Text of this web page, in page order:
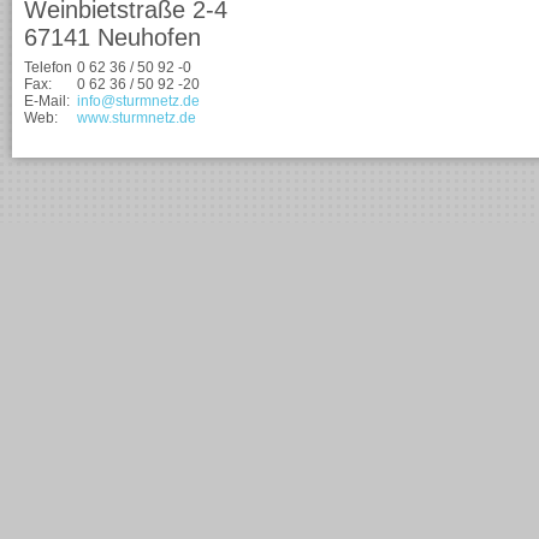
Weinbietstraße 2-4
67141 Neuhofen
Telefon 0 62 36 / 50 92 -0
Fax:
0 62 36 / 50 92 -20
E-Mail: info@sturmnetz.de
Web:
www.sturmnetz.de